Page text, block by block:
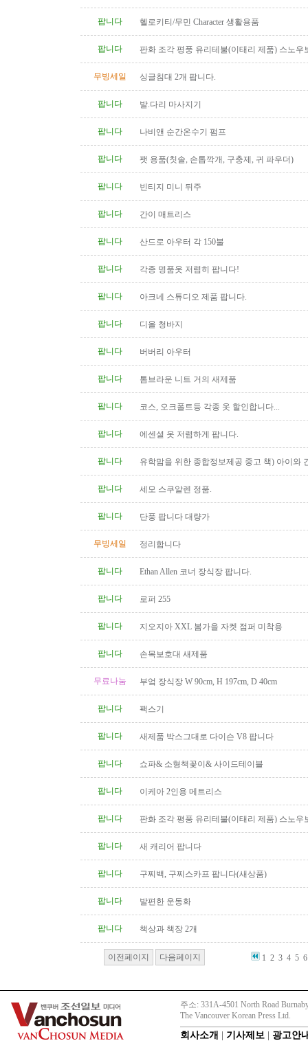
팝니다 헬로키티/무민 Character 생활용품
팝니다
판화 조각 평풍 유리테불(이태리 제품) 스노우
무빙세일
싱글침대 2개 팝니다.
팝니다 발.다리 마사지기
팝니다 나비앤 순간온수기 펌프
팝니다 팻 용품(칫솔, 손톱깍개, 구충제, 귀 파우더)
팝니다 빈티지 미니 뒤주
팝니다 간이 매트리스
팝니다 산드로 아우터 각 150불
팝니다 각종 명품옷 저렴히 팝니다!
팝니다 아크네 스튜디오 제품 팝니다.
팝니다 디올 청바지
팝니다 버버리 아우터
팝니다 톰브라운 니트 거의 새제품
팝니다 코스, 오크폴트등 각종 옷 할인합니다...
팝니다 에센셜 옷 저렴하게 팝니다.
팝니다
유학맘을 위한 종합정보제공 중고 책) 아이와
팝니다
세모 스쿠알렌 정품.
팝니다 단풍 팝니다 대량가
무빙세일 정리합니다
팝니다 Ethan Allen 코너 장식장 팝니다.
팝니다 로퍼 255
팝니다 지오지아 XXL 봄가을 자켓 점퍼 미착용
팝니다 손목보호대 새제품
무료나눔 부엌 장식장 W 90cm, H 197cm, D 40cm
팝니다 팩스기
팝니다 새제품 박스그대로 다이슨 V8 팝니다
팝니다 쇼파& 소형책꽃이& 사이드테이블
팝니다 이케아 2인용 메트리스
팝니다
판화 조각 평풍 유리테불(이태리 제품) 스노우
팝니다
새 캐리어 팝니다
팝니다 구찌백, 구찌스카프 팝니다(새상품)
팝니다 발편한 운동화
팝니다 책상과 책장 2개
이전페이지 다음페이지 1 2 3 4 5 6
주소: 331A-4501 North Road
The Vancouver Korean Press Ltd.
회사소개 기사제보 광고안